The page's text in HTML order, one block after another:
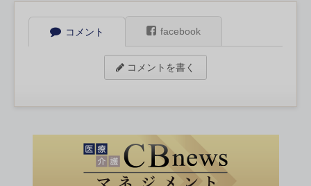
コメント facebook
コメントを書く